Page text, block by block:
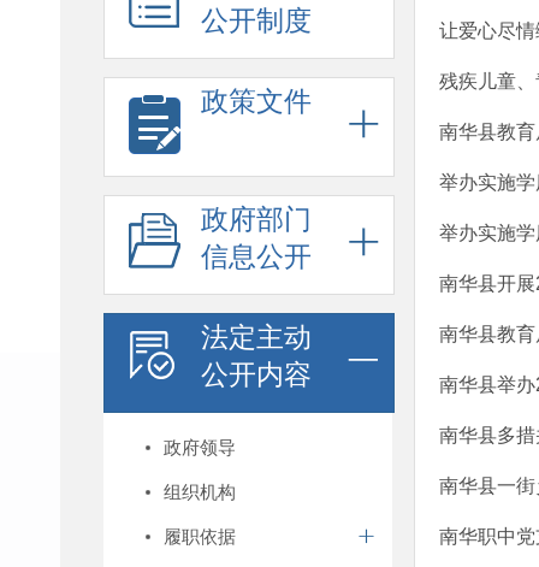
公开制度
政策文件
政府部门
信息公开
法定主动
公开内容
政府领导
组织机构
履职依据
让爱心尽
残疾儿童
南华县教
举办实施
举办实施
南华县开
南华县教育
南华县举
南华县多
南华县一
南华职中